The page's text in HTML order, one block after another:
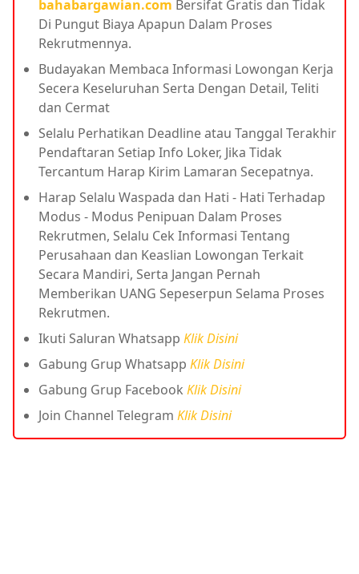
bahabargawian.com Bersifat Gratis dan Tidak
Di Pungut Biaya Apapun Dalam Proses
Rekrutmennya.
Budayakan Membaca Informasi Lowongan Kerja
Secera Keseluruhan Serta Dengan Detail, Teliti
dan Cermat
Selalu Perhatikan Deadline atau Tanggal Terakhir
Pendaftaran Setiap Info Loker, Jika Tidak
Tercantum Harap Kirim Lamaran Secepatnya.
Harap Selalu Waspada dan Hati - Hati Terhadap
Modus - Modus Penipuan Dalam Proses
Rekrutmen, Selalu Cek Informasi Tentang
Perusahaan dan Keaslian Lowongan Terkait
Secara Mandiri, Serta Jangan Pernah
Memberikan UANG Sepeserpun Selama Proses
Rekrutmen.
Ikuti Saluran Whatsapp Klik Disini
Gabung Grup Whatsapp Klik Disini
Gabung Grup Facebook Klik Disini
Join Channel Telegram Klik Disini